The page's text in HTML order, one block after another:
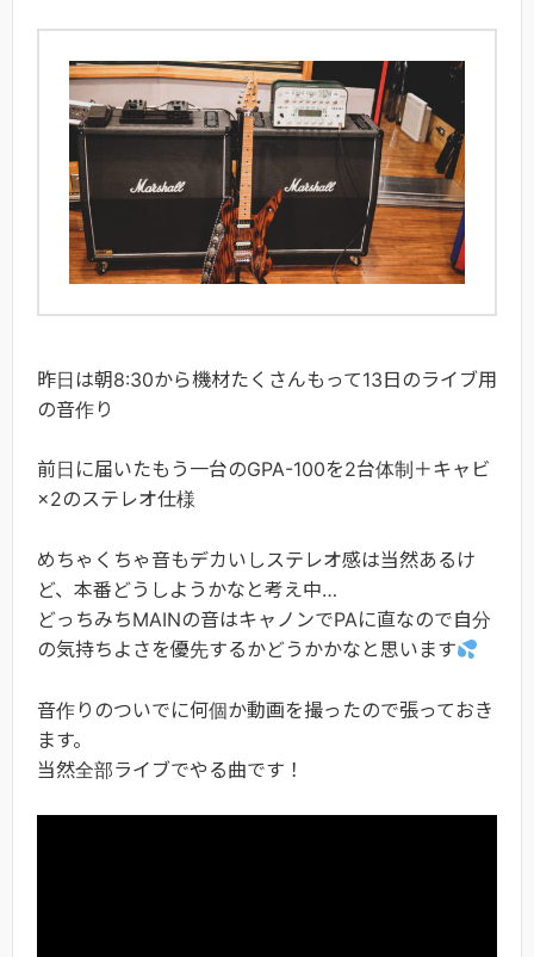
昨日は朝8:30から機材たくさんもって13日のライブ用
の音作り
前日に届いたもう一台のGPA-100を2台体制＋キャビ
×2のステレオ仕様
めちゃくちゃ音もデカいしステレオ感は当然あるけ
ど、本番どうしようかなと考え中…
どっちみちMAINの音はキャノンでPAに直なので自分
の気持ちよさを優先するかどうかかなと思います
音作りのついでに何個か動画を撮ったので張っておき
ます。
当然全部ライブでやる曲です！